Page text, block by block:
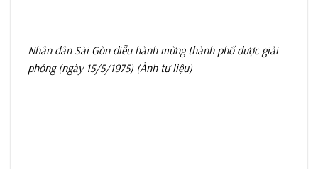
Nhân dân Sài Gòn diễu hành mừng thành phố được giải
phóng (ngày 15/5/1975) (Ảnh tư liệu)